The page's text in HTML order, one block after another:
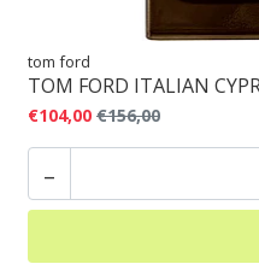
tom ford
TOM FORD ITALIAN
€104,00 €156,00
-